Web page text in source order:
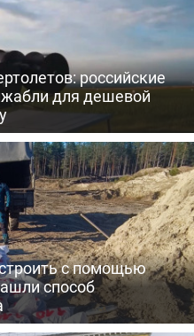
российские
для дешевой
с помощью
способ